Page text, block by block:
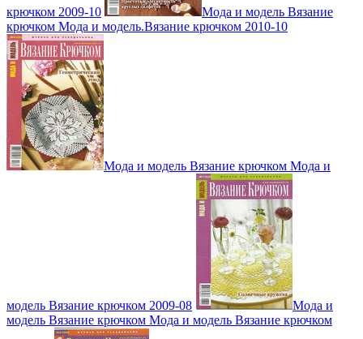
крючком 2009-10
Мода и модель Вязание
крючком Мода и модель.Вязание крючком 2010-10
Мода и модель Вязание крючком Мода и
модель Вязание крючком 2009-08
Мода и
модель Вязание крючком Мода и модель Вязание крючком